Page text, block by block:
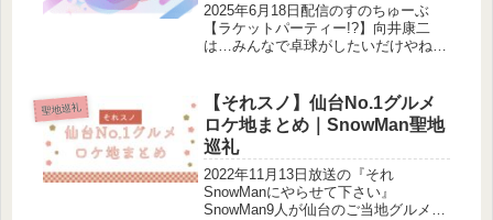
2025年6月18日配信のすのちゅーぶ
【ラケットパーティー!?】向井康二
は…みんなで卓球がしたいだけやねん
ケをしたメンバー：岩本照・深澤辰
哉・向井康二・阿部亮平卓球場...
聖地巡礼
【それスノ】仙台No.1グルメ
ロケ地まとめ｜SnowMan聖地
巡礼
2022年11月13日放送の『それ
SnowManにやらせて下さい』
SnowMan9人が仙台のご当地グルメを